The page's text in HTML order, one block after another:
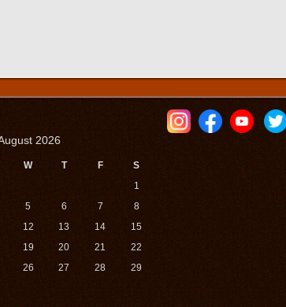
2026
W T F
S
1
5 6 7
8
12 13 14
15
19 20 21
22
26 27 28
29